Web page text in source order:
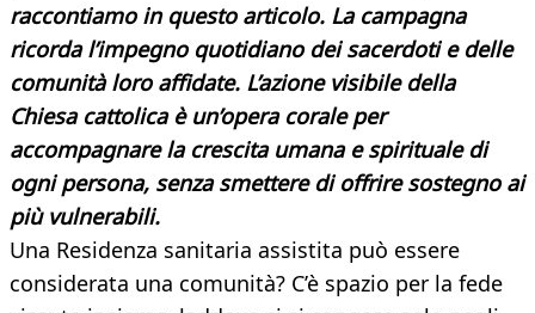
raccontiamo in questo articolo. La campagna
ricorda l’impegno quotidiano dei sacerdoti e delle
comunità loro affidate. L’azione visibile della
Chiesa cattolica è un’opera corale per
accompagnare la crescita umana e spirituale di
ogni persona, senza smettere di offrire sostegno ai
più vulnerabili.
Una Residenza sanitaria assistita può essere
considerata una comunità? C’è spazio per la fede